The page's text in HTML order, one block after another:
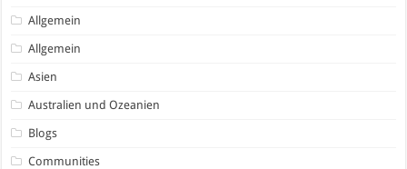
Allgemein
Allgemein
Asien
Australien und Ozeanien
Blogs
Communities